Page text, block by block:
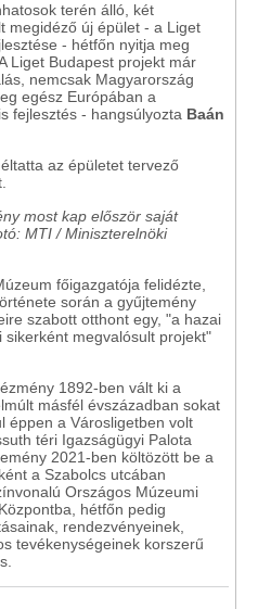
terén álló, két
megidéző új épület - a Liget
- hétfőn nyitja meg
Liget Budapest projekt már
nemcsak Magyarország
egész Európában a
fejlesztés - hangsúlyozta Baán
az épületet tervező
most kap először saját
MTI / Miniszterelnöki
főigazgatója felidézte,
során a gyűjtemény
szabott otthont egy, "a hazai
megvalósult projekt"
1892-ben vált ki a
másfél évszázadban sokat
éppen a Városligetben volt
téri Igazságügyi Palota
2021-ben költözött be a
a Szabolcs utcában
Országos Múzeumi
hétfőn pedig
rendezvényeinek,
tevékenységeinek korszerű